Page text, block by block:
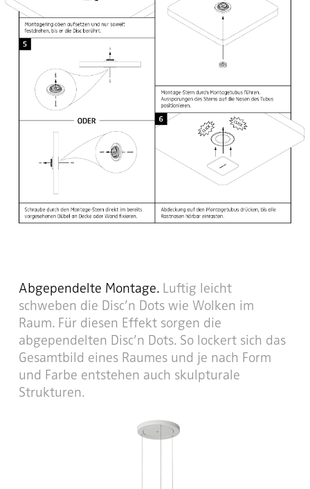
Abgependelte Montage.Luftig leicht
schweben die Disc’n Dots wie Wolken im
Raum. Für diesen Effekt sorgen die
abgependelten Disc’n Dots. So lockert sich das
Gesamtbild eines Raumes und je nach Form
und Farbe entstehen auch skulpturale
Strukturen.